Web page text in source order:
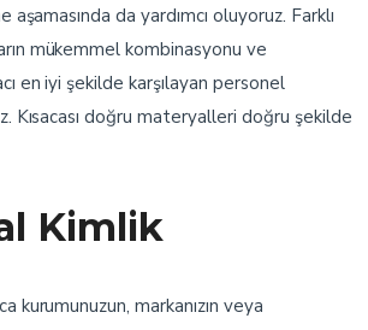
aşamasında da yardımcı oluyoruz. Farklı
mükemmel kombinasyonu ve
en iyi şekilde karşılayan personel
Kısacası doğru materyalleri doğru şekilde
Kimlik
kurumunuzun, markanızın veya